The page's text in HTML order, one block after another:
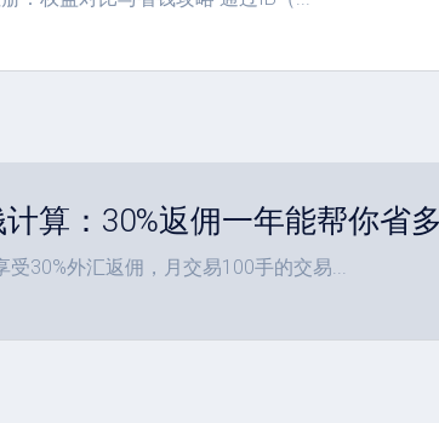
算：30%返佣一年能帮你省
受30%外汇返佣，月交易100手的交易...